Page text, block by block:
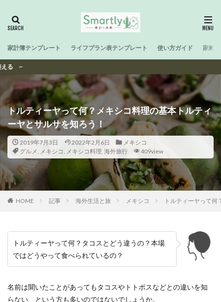
家計簿テンプレート ライフプラン表テンプレート 使い方ガイド 家計
トルティーヤって何？メキシコ料理の基本トルティ
ーヤとサルサを知ろう！
2019年7月3日 2022年2月6日
メキシコ
グルメ, メキシコ, メキシコ料理, 海外旅行 409view
HOME 記事 海外生活と旅 メキシコ トルティーヤって
トルティーヤって何？タコスとどう違うの？本場
ではどうやって食べられているの？
名前は聞いたことがあってもタコスやトトポスなどとの違いを知
らない、という方も多いのではないでしょうか。